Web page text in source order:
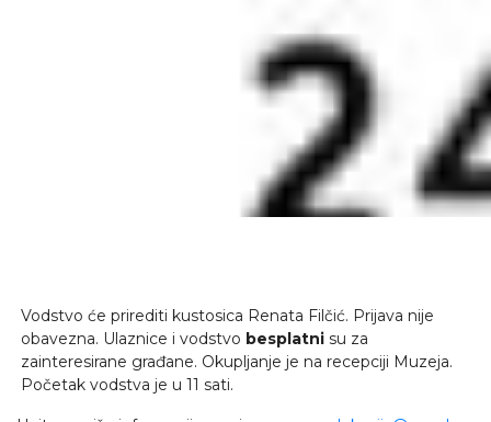
Vodstvo će prirediti kustosica Renata Filčić. Prijava nije
obavezna. Ulaznice i vodstvo besplatnisu za
zainteresirane građane. Okupljanje je na recepciji Muzeja.
Početak vodstva je u 11 sati.